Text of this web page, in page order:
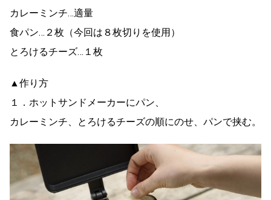
カレーミンチ…適量
食パン…２枚（今回は８枚切りを使用）
とろけるチーズ…１枚
▲作り方
１．ホットサンドメーカーにパン、
カレーミンチ、とろけるチーズの順にのせ、パンで挟む。